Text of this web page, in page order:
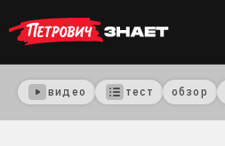
видео тест обзор